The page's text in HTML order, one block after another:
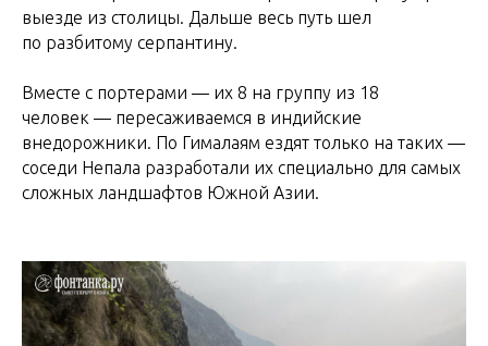
выезде из столицы. Дальше весь путь шел
по разбитому серпантину.
Вместе с портерами — их 8 на группу из 18
человек — пересаживаемся в индийские
внедорожники. По Гималаям ездят только на таких —
соседи Непала разработали их специально для самых
сложных ландшафтов Южной Азии.